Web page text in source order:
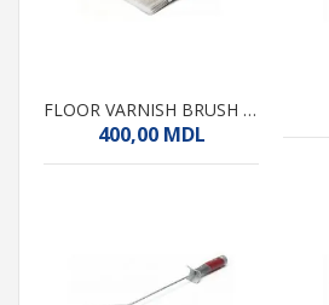
FLOOR VARNISH BRUSH ANZA ELITE
400,00 MDL